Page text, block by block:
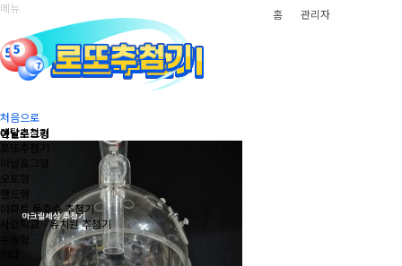
메뉴 관리자
홈
처음으로
렌탈추첨기
로또추첨기
아날로그형
오토형
핸드형
아파트 동호수 추첨기
사립학교ㆍ유치원 추첨기
수동형
추첨기
각종 행사, 촬영, 방송, 경품추첨, 순서, 조추첨, 사립학교, 아파트동호수 추첨,
1인방송 추첨, 광고 홍보 경품추첨
아날로그형